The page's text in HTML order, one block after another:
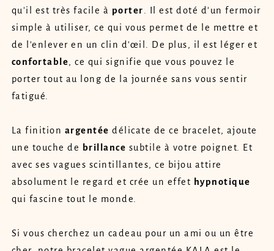
qu'il est très facile à porter. Il est doté d'un fermoir
simple à utiliser, ce qui vous permet de le mettre et
de l'enlever en un clin d'œil. De plus, il est léger et
confortable, ce qui signifie que vous pouvez le
porter tout au long de la journée sans vous sentir
fatigué.
La finition argentée délicate de ce bracelet, ajoute
une touche de brillance subtile à votre poignet. Et
avec ses vagues scintillantes, ce bijou attire
absolument le regard et crée un effet hypnotique
qui fascine tout le monde.
Si vous cherchez un cadeau pour un ami ou un être